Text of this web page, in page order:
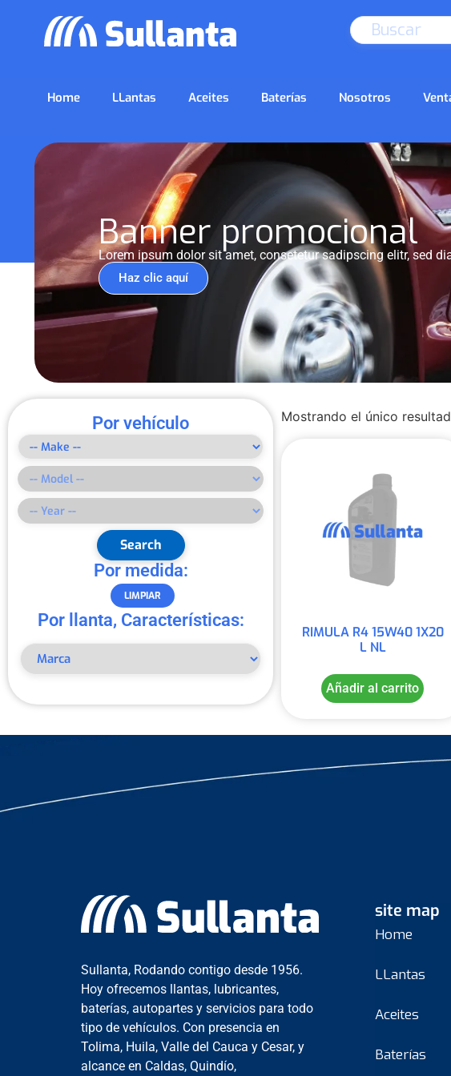
Home LLantas Aceites Baterías Nosotros
Banner promocional
Lorem ipsum dolor sit amet, consetetur sadipscing elitr, sed
Haz clic aquí
Por vehículo
Search
Por medida:
LIMPIAR
Por llanta, Características:
Mostrando el único
RIMULA R4 15W40 1X20
L NL
Añadir al carrito
Sullanta, Rodando contigo desde 1956.
Hoy ofrecemos llantas, lubricantes,
baterías, autopartes y servicios para todo
tipo de vehículos. Con presencia en
Tolima, Huila, Valle del Cauca y Cesar, y
alcance en Caldas, Quindío,
site map
Home
LLantas
Aceites
Baterías